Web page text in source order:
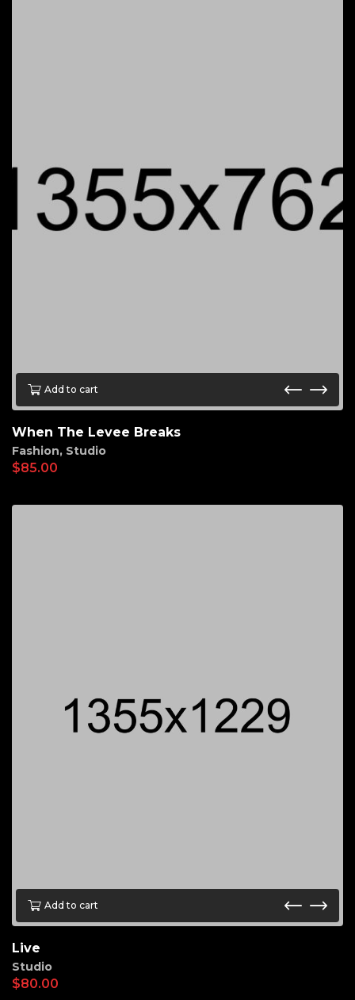
Add to cart
When The Levee Breaks
Fashion, Studio
$85.00
Add to cart
Live
Studio
$80.00